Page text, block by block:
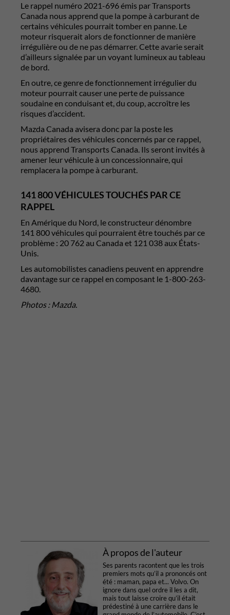
Le rappel numéro 2021-696 émis par Transports
Canada nous apprend que la pompe à carburant de
certains véhicules pourrait tomber en panne. Le
moteur risquerait alors de fonctionner de manière
irrégulière ou de ne pas démarrer. Cette avarie serait
d’ailleurs signalée par un voyant lumineux au tableau
de bord.
En outre, ce genre de fonctionnement irrégulier du
moteur pourrait causer une perte de puissance
soudaine en conduisant et, du coup, accroître les
risques d’accident.
Mazda Canada avisera donc par la poste les
propriétaires des véhicules concernés par ce rappel,
nous apprend Transports Canada. Ils seront invités à
amener leur véhicule à un concessionnaire, qui
remplacera la pompe à carburant.
141 800 VÉHICULES TOUCHÉS PAR CE
RAPPEL
En Amérique du Nord, le constructeur dénombre
141 800 véhicules qui pourraient être touchés par ce
problème : 20 762 au Canada et 121 038 aux États-
Unis.
Les automobilistes canadiens peuvent en apprendre
davantage sur ce rappel en composant le 1-800-263-
4680.
Photos : Mazda.
À propos de l'auteur
Ses parents racontent que les trois
premiers mots qu’il a prononcés ont
été : maman, papa et... Volvo. On
ignore dans quel ordre il les a dit,
mais tout laisse croire qu’il était
prédestiné à une carrière dans le